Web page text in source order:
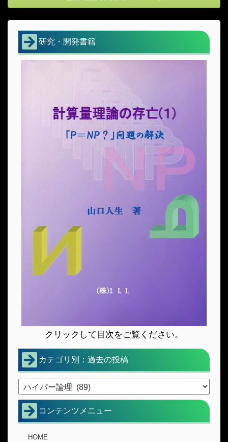
研究・開発書籍
クリックして目次をご覧ください。
カテゴリ別：過去の投稿
コンテンツメニュー
HOME